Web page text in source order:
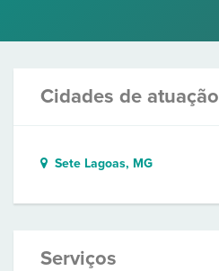
Cidades de atuação
Sete Lagoas, MG
Serviços